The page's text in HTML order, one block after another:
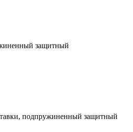
защитный
подпружиненный защитный